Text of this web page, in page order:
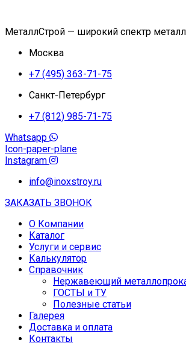
МеталлСтрой — широкий спектр
Москва
+7 (495) 363-71-75
Санкт-Петербург
+7 (812) 985-71-75
Whatsapp
Icon-paper-plane
Instagram
info@inoxstroy.ru
ЗАКАЗАТЬ ЗВОНОК
О Компании
Каталог
Услуги и сервис
Калькулятор
Справочник
Нержавеющий
ГОСТЫ и ТУ
Полезные статьи
Галерея
Доставка и оплата
Контакты